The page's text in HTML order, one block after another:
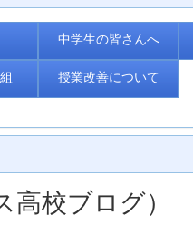
中学生の皆さんへ
授業改善について
校ブログ）